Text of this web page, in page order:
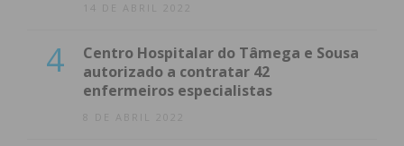
14 DE ABRIL 2022
4
Centro Hospitalar do Tâmega e Sousa
autorizado a contratar 42
enfermeiros especialistas
8 DE ABRIL 2022